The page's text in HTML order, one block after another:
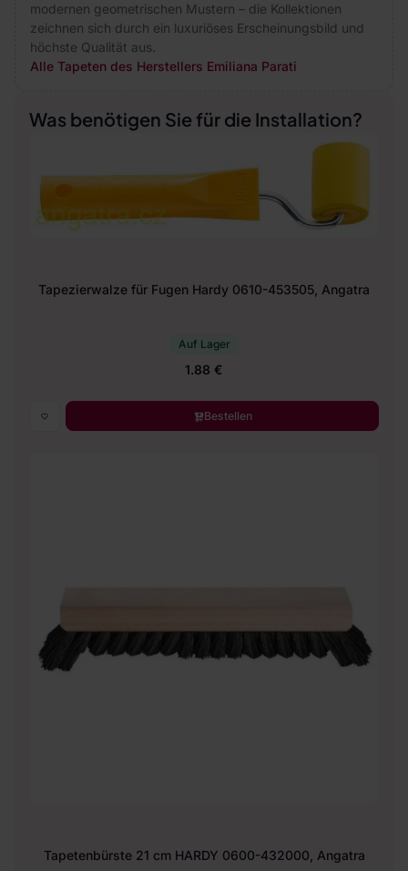
modernen geometrischen Mustern – die Kollektionen
zeichnen sich durch ein luxuriöses Erscheinungsbild und
höchste Qualität aus.
Alle Tapeten des Herstellers Emiliana Parati
Was benötigen Sie für die Installation?
Tapezierwalze für Fugen Hardy 0610-453505, Angatra
Auf Lager
1.88 €
Bestellen
Tapetenbürste 21 cm HARDY 0600-432000, Angatra